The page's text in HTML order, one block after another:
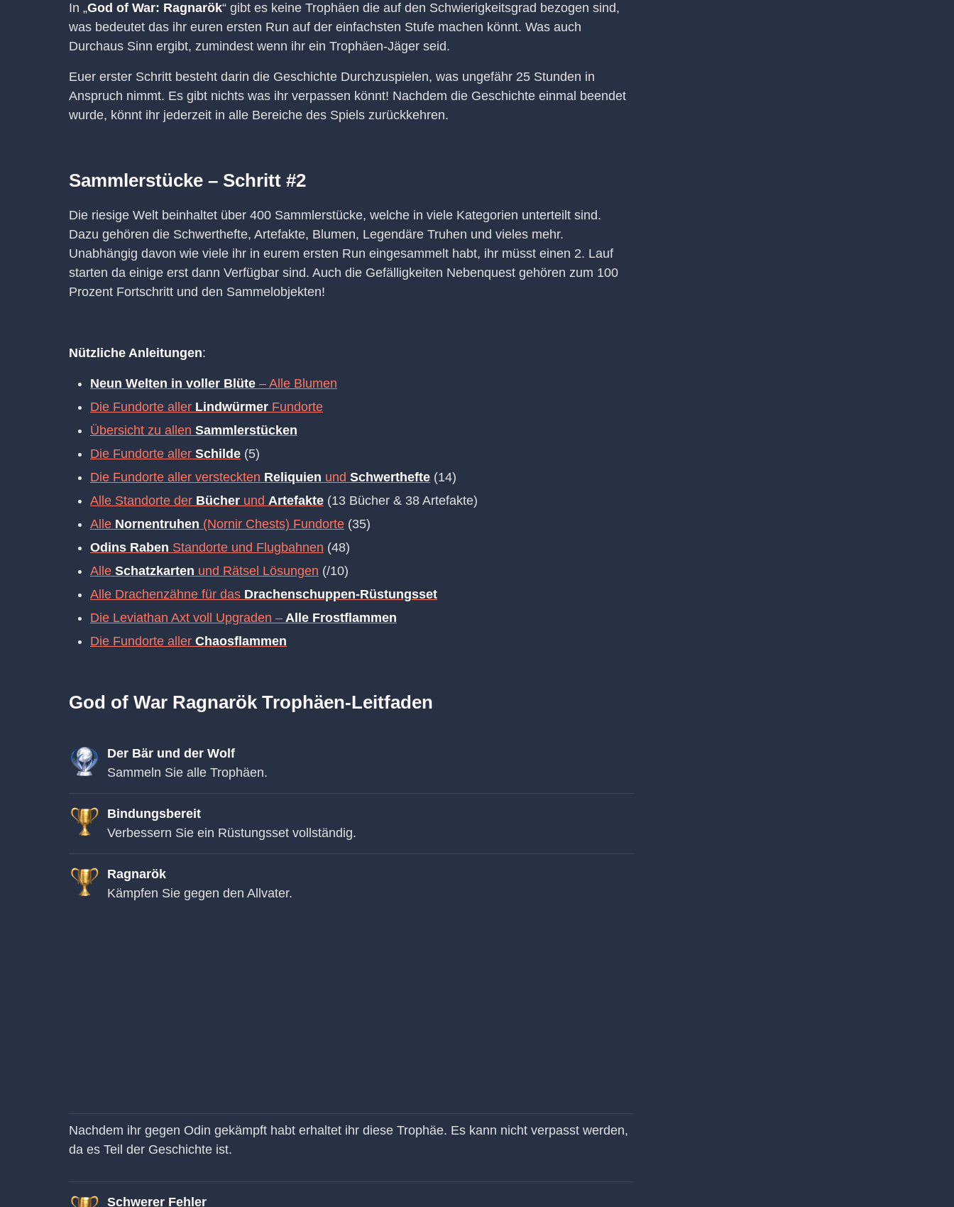
In „God of War: Ragnarök“ gibt es keine Trophäen die auf den Schwierigkeitsgrad bezogen sind,
was bedeutet das ihr euren ersten Run auf der einfachsten Stufe machen könnt. Was auch
Durchaus Sinn ergibt, zumindest wenn ihr ein Trophäen-Jäger seid.
Euer erster Schritt besteht darin die Geschichte Durchzuspielen, was ungefähr 25 Stunden in
Anspruch nimmt. Es gibt nichts was ihr verpassen könnt! Nachdem die Geschichte einmal beendet
wurde, könnt ihr jederzeit in alle Bereiche des Spiels zurückkehren.
Sammlerstücke – Schritt #2
Die riesige Welt beinhaltet über 400 Sammlerstücke, welche in viele Kategorien unterteilt sind.
Dazu gehören die Schwerthefte, Artefakte, Blumen, Legendäre Truhen und vieles mehr.
Unabhängig davon wie viele ihr in eurem ersten Run eingesammelt habt, ihr müsst einen 2. Lauf
starten da einige erst dann Verfügbar sind. Auch die Gefälligkeiten Nebenquest gehören zum 100
Prozent Fortschritt und den Sammelobjekten!
Nützliche Anleitungen:
Neun Welten in voller Blüte – Alle Blumen
Die Fundorte aller Lindwürmer Fundorte
Übersicht zu allen Sammlerstücken
Die Fundorte aller Schilde (5)
Die Fundorte aller versteckten Reliquien und Schwerthefte (14)
Alle Standorte der Bücher und Artefakte (13 Bücher & 38 Artefakte)
Alle Nornentruhen (Nornir Chests) Fundorte (35)
Odins Raben Standorte und Flugbahnen (48)
Alle Schatzkarten und Rätsel Lösungen (/10)
Alle Drachenzähne für das Drachenschuppen-Rüstungsset
Die Leviathan Axt voll Upgraden – Alle Frostflammen
Die Fundorte aller Chaosflammen
God of War Ragnarök Trophäen-Leitfaden
Der Bär und der Wolf
Sammeln Sie alle Trophäen.
Bindungsbereit
Verbessern Sie ein Rüstungsset vollständig.
Ragnarök
Kämpfen Sie gegen den Allvater.
Nachdem ihr gegen Odin gekämpft habt erhaltet ihr diese Trophäe. Es kann nicht verpasst werden,
da es Teil der Geschichte ist.
Schwerer Fehler